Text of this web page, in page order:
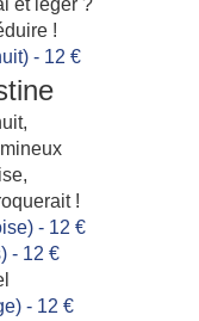
et léger ?
!
!